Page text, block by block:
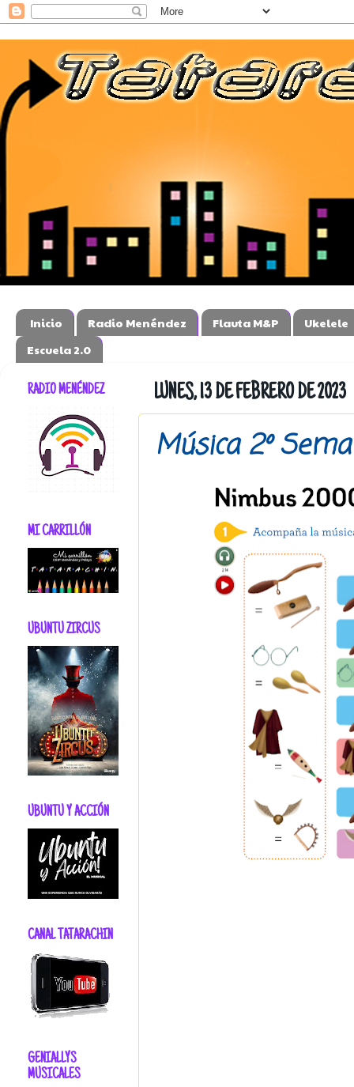
Inicio Radio Menéndez Flauta M&P
Ukelele
Escuela 2.0
LUNES, 13 DE FEBRERO DE 2023
Música 2º
RADIO MENÉNDEZ
MI CARRILLÓN
UBUNTU ZIRCUS
UBUNTU Y ACCIÓN
CANAL TATARACHIN
GENIALLYS
MUSICALES